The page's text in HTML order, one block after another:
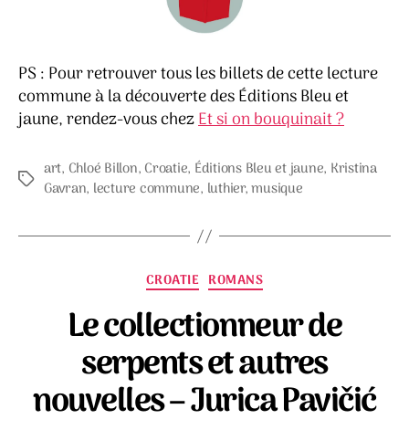
PS : Pour retrouver tous les billets de cette lecture
commune à la découverte des Éditions Bleu et
jaune, rendez-vous chezEt si on bouquinait ?
Étiquettes
art, Chloé Billon, Croatie, Éditions Bleu et jaune, Kristina
Gavran, lecture commune, luthier,musique
Catégories
CROATIE ROMANS
Le collectionneur de
serpents et autres
nouvelles – Jurica Pavičić